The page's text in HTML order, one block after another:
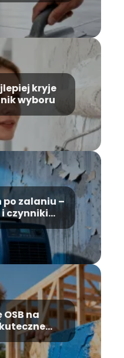
kryje
wyboru
po zalaniu –
i czynniki
OSB na
przed